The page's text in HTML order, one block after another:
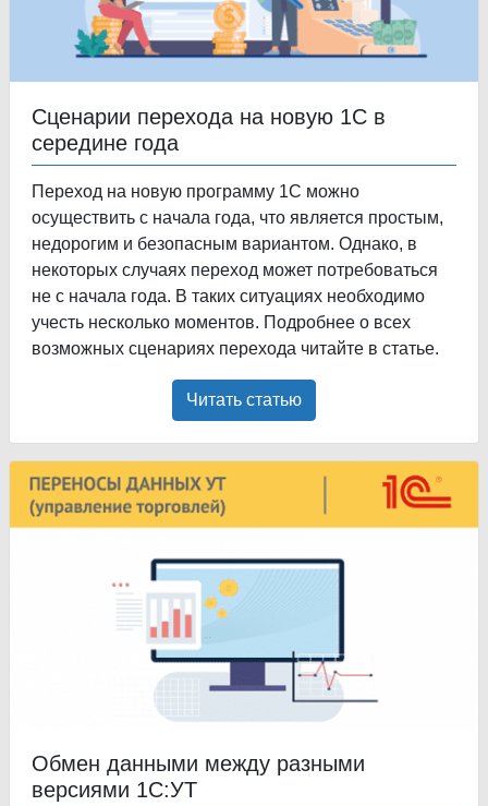
Сценарии перехода на новую 1С в
середине года
Переход на новую программу 1С можно
осуществить с начала года, что является простым,
недорогим и безопасным вариантом. Однако, в
некоторых случаях переход может потребоваться
не с начала года. В таких ситуациях необходимо
учесть несколько моментов. Подробнее о всех
возможных сценариях перехода читайте в статье.
Читать статью
Обмен данными между разными
версиями 1С:УТ